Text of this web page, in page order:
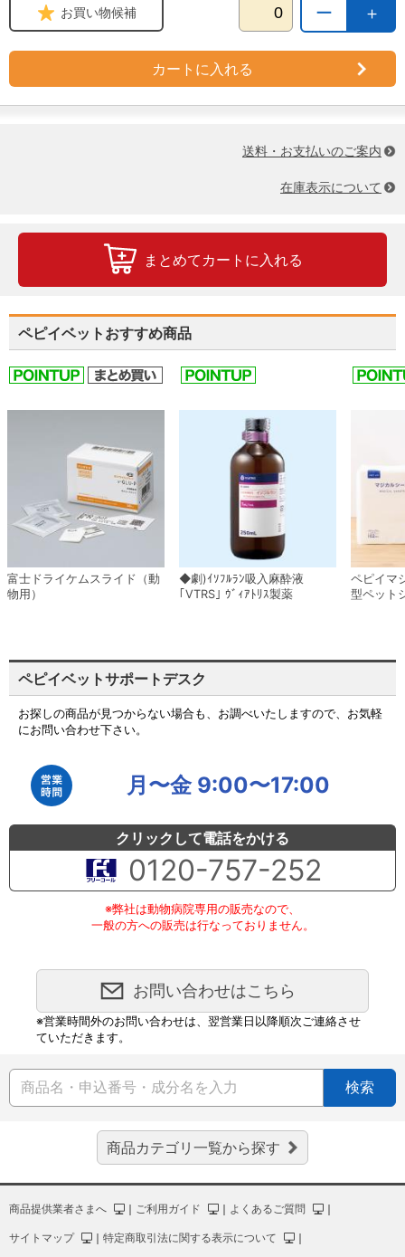
せて調整してください。
・開封後は冷蔵保管し、なるべく早く与えてください。
【こんな子におすすめ】
【ブランド名/メーカー名】
＋
ー
お買い物候補
カートに入れる
送料・お支払いのご案内
在庫表示について
まとめてカートに入れる
ペピイベットおすすめ商品
富士ドライケムスライド（動
物用）
◆劇)ｲｿﾌﾙﾗﾝ吸入麻酔液
｢VTRS｣ ｳﾞｨｱﾄﾘｽ製薬
ペピイマ
型ペット
ペピイベットサポートデスク
お探しの商品が見つからない場合も、お調べいたしますので、お気軽
にお問い合わせ下さい。
月〜金 9:00〜17:00
クリックして電話をかける
0120-757-252
※弊社は動物病院専用の販売なので、
一般の方への販売は行なっておりません。
お問い合わせはこちら
※営業時間外のお問い合わせは、翌営業日以降順次ご連絡させ
ていただきます。
検索
商品カテゴリ一覧から探す
商品提供業者さまへ ｜ ご利用ガイド ｜ よくあるご質問 ｜
サイトマップ ｜ 特定商取引法に関する表示について ｜